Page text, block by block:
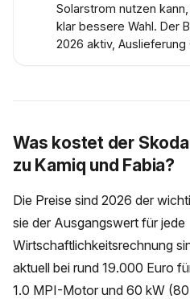
Solarstrom nutzen
klar bessere Wahl. Der
2026 aktiv, Auslieferung
Was kostet der
zu Kamiq und Fabia?
Die Preise sind 2026 der
sie der Ausgangswert für jede
Wirtschaftlichkeitsrechnung
aktuell bei rund 19.000 Euro
1.0 MPI-Motor und 60 kW